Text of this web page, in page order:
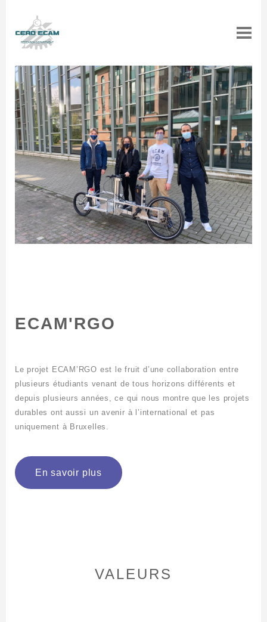
ECAM'RGO
Le projet ECAM’RGO est le fruit d’une collaboration entre
plusieurs étudiants venant de tous horizons différents et
depuis plusieurs années, ce qui nous montre que les projets
durables ont aussi un avenir à l’international et pas
uniquement à Bruxelles.
En savoir plus
VALEURS